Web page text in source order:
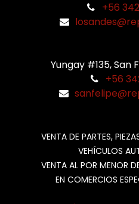
+56
Yungay #135, San
+56
VENTA DE PARTES,
VEHÍCULOS
VENTA AL POR MENOR
EN COMERCIOS